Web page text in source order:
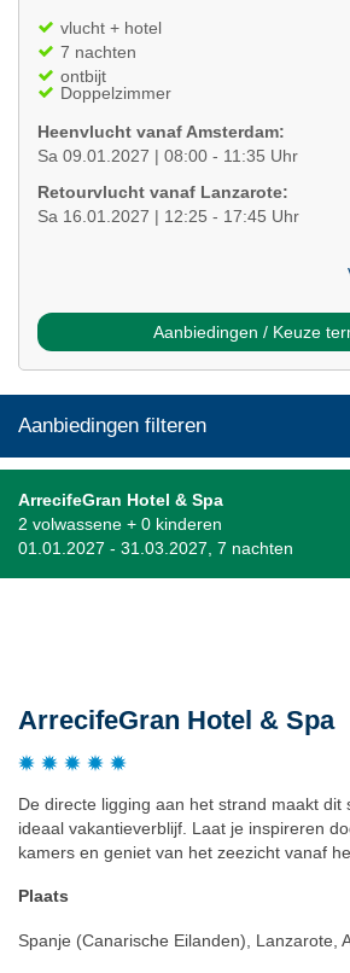
vlucht + hotel
7 nachten
ontbijt
Doppelzimmer
Heenvlucht vanaf Amsterdam:
Sa 09.01.2027 | 08:00 - 11:35 Uhr
Retourvlucht vanaf Lanzarote:
Sa 16.01.2027 | 12:25 - 17:45 Uhr
Aanbiedingen / Keuze
Aanbiedingen filteren
ArrecifeGran Hotel & Spa
2 volwassene + 0 kinderen
01.01.2027 - 31.03.2027, 7 nachten
ArrecifeGran Hotel & Spa
De directe ligging aan het strand maakt dit
ideaal vakantieverblijf. Laat je inspireren
kamers en geniet van het zeezicht vanaf
Plaats
Spanje (Canarische Eilanden), Lanzarote,